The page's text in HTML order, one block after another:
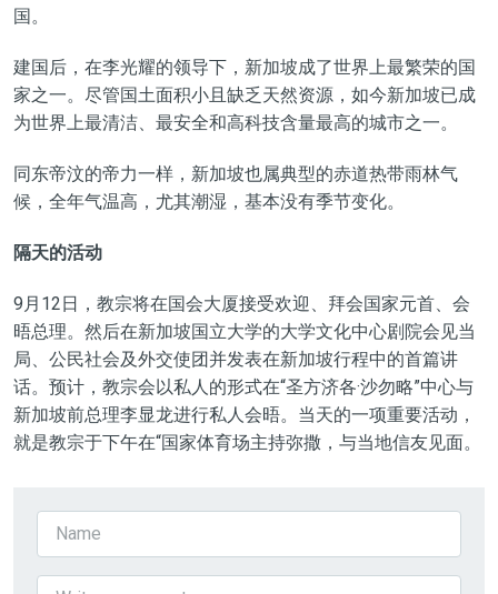
国。
建国后，在李光耀的领导下，新加坡成了世界上最繁荣的国
家之一。尽管国土面积小且缺乏天然资源，如今新加坡已成
为世界上最清洁、最安全和高科技含量最高的城市之一。
同东帝汶的帝力一样，新加坡也属典型的赤道热带雨林气
候，全年气温高，尤其潮湿，基本没有季节变化。
隔天的活动
9月12日，教宗将在国会大厦接受欢迎、拜会国家元首、会
晤总理。然后在新加坡国立大学的大学文化中心剧院会见当
局、公民社会及外交使团并发表在新加坡行程中的首篇讲
话。预计，教宗会以私人的形式在“圣方济各·沙勿略”中心与
新加坡前总理李显龙进行私人会晤。当天的一项重要活动，
就是教宗于下午在“国家体育场主持弥撒，与当地信友见面。